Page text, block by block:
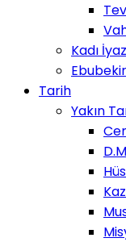
Kadı
Tarih
Yakın